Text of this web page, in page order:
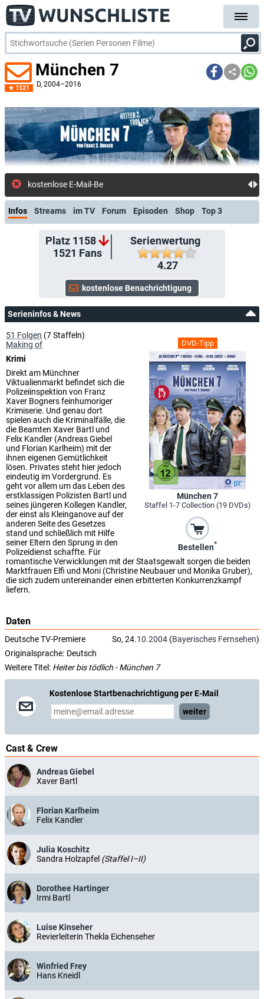
1521
München 7
D, 2004–2016
kostenlose E-Mail-Benachrichtigung bei Streaming- oder
Infos Streams im TV Forum Episoden Shop Top 3
Platz 1158
1521 Fans
Serienwertung
4.27
Serieninfos & News
DVD-Tipp
München 7
Staffel 1-7 Collection (19 DVDs)
Bestellen*
51 Folgen (7 Staffeln)
Making of
Krimi
Direkt am Münchner
Viktualienmarkt befindet sich die
Polizeiinspektion von Franz
Xaver Bogners feinhumoriger
Krimiserie. Und genau dort
spielen auch die Kriminalfälle, die
die Beamten Xaver Bartl und
Felix Kandler (Andreas Giebel
und Florian Karlheim) mit der
ihnen eigenen Gemütlichkeit
lösen. Privates steht hier jedoch
eindeutig im Vordergrund. Es
geht vor allem um das Leben des
erstklassigen Polizisten Bartl und
seines jüngeren Kollegen Kandler,
der einst als Kleinganove auf der
anderen Seite des Gesetzes
stand und schließlich mit Hilfe
seiner Eltern den Sprung in den
Polizeidienst schaffte. Für
romantische Verwicklungen mit der Staatsgewalt sorgen die beiden
Marktfrauen Elfi und Moni (Christine Neubauer und Monika Gruber),
die sich zudem untereinander einen erbitterten Konkurrenzkampf
liefern.
Daten
Deutsche TV-Premiere So, 24.10.2004 (Bayerisches Fernsehen)
Originalsprache: Deutsch
Weitere Titel: Heiter bis tödlich - München 7
Kostenlose Startbenachrichtigung per E-Mail
weiter
Cast & Crew
Andreas Giebel
Xaver Bartl
Florian Karlheim
Felix Kandler
Julia Koschitz
Sandra Holzapfel (Staffel I–II)
Dorothee Hartinger
Irmi Bartl
Luise Kinseher
Revierleiterin Thekla Eichenseher
Winfried Frey
Hans Kneidl